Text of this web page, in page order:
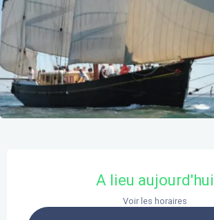
A lieu aujourd'hui
Voir les horaires